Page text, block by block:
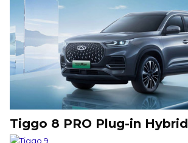
Tiggo 8 PRO Plug-in Hybrid